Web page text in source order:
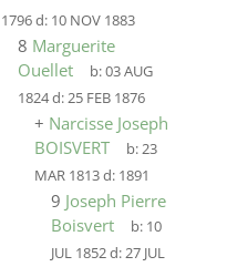
1796d: 10 NOV 1883
8 Marguerite
Ouellet
b:03 AUG
1824d:25 FEB 1876
+ Narcisse Joseph
BOISVERT
b:23
MAR 1813d: 1891
9 Joseph Pierre
Boisvert
b: 10
JUL 1852d:27 JUL